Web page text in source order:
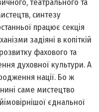
театрального та
синтезу
працює секція
задіяні в копіткій
фахового та
духовної культури. А
нації. Бо ж
саме мистецтво
єднальної